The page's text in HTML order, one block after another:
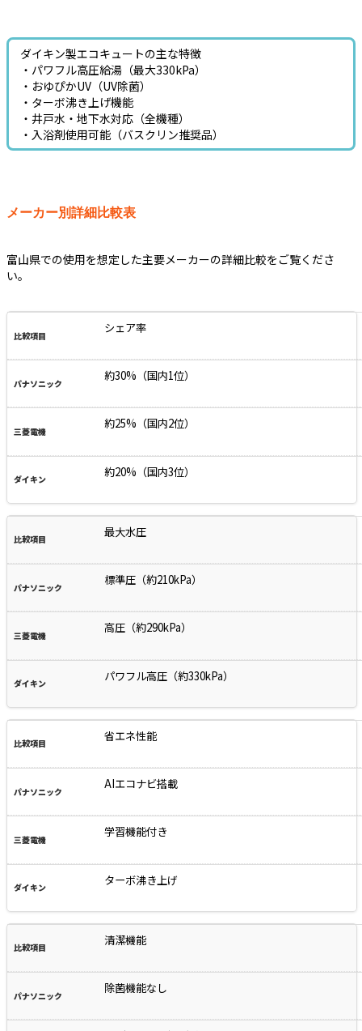
ダイキン製エコキュートの主な特徴
・パワフル高圧給湯（最大330kPa）
・おゆぴかUV（UV除菌）
・ターボ沸き上げ機能
・井戸水・地下水対応（全機種）
・入浴剤使用可能（バスクリン推奨品）
メーカー別詳細比較表
富山県での使用を想定した主要メーカーの詳細比較をご覧くださ
い。
シェア率
約30%（国内1位）
約25%（国内2位）
約20%（国内3位）
最大水圧
標準圧（約210kPa）
高圧（約290kPa）
パワフル高圧（約330kPa）
省エネ性能
AIエコナビ搭載
学習機能付き
ターボ沸き上げ
清潔機能
除菌機能なし